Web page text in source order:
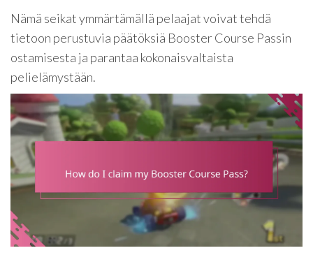
Nämä seikat ymmärtämällä pelaajat voivat tehdä
tietoon perustuvia päätöksiä Booster Course Passin
ostamisesta ja parantaa kokonaisvaltaista
pelielämystään.